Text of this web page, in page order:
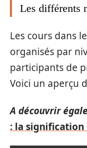
Les différents
Les cours dans
organisés par
participants de
Voici un aperçu
A découvrir
: la signification